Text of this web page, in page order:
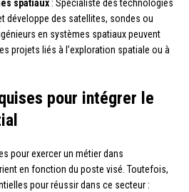
spatiaux : Spécialiste des technologies
développe des satellites, sondes ou
en systèmes spatiaux peuvent
projets liés à l’exploration spatiale ou à
pour intégrer le
pour exercer un métier dans
en fonction du poste visé. Toutefois,
pour réussir dans ce secteur :